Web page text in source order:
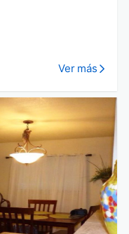
Ver más